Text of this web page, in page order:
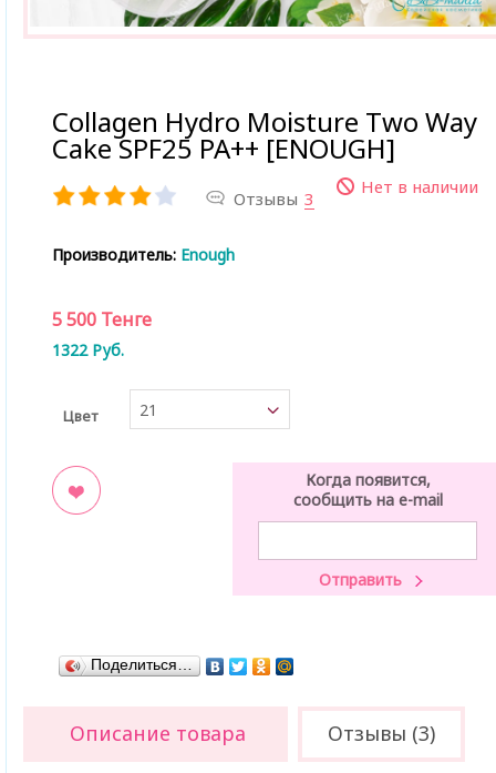
Collagen Hydro Moisture Two Way
Cake SPF25 PA++ [ENOUGH]
Отзывы 3
Нет в наличии
Производитель: Enough
5 500 Тенге
1322 Руб.
Цвет 21
Когда появится,
сообщить на e-mail
Поделиться…
Описание товара Отзывы (3)